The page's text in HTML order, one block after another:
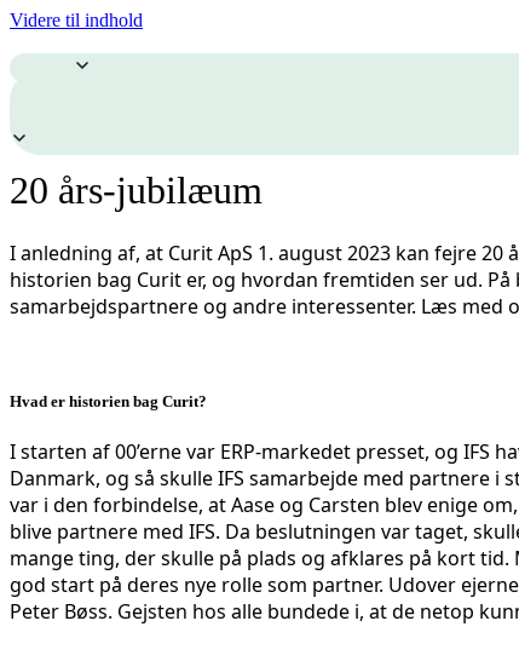
Videre til indhold
20 års-jubilæum
I anledning af, at Curit ApS 1. august 2023 kan fejre
historien bag Curit er, og hvordan fremtiden ser ud.
samarbejdspartnere og andre interessenter. Læs med
Hvad er historien bag Curit?
I starten af 00’erne var ERP-markedet presset, og
Danmark, og så skulle IFS samarbejde med partnere
var i den forbindelse, at Aase og Carsten blev enige
blive partnere med IFS. Da beslutningen var taget,
mange ting, der skulle på plads og afklares på kort
god start på deres nye rolle som partner. Udover
Peter Bøss. Gejsten hos alle bundede i, at de netop